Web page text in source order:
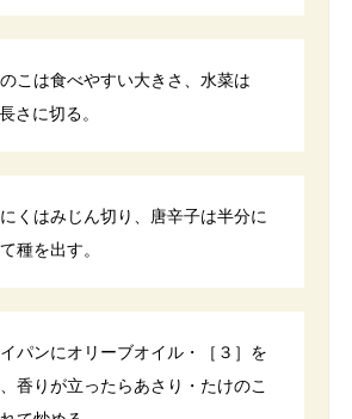
こは食べやすい大きさ、水菜は
さに切る。
くはみじん切り、唐辛子は半分に
種を出す。
パンにオリーブオイル・［３］を
香りが立ったらあさり・たけのこ